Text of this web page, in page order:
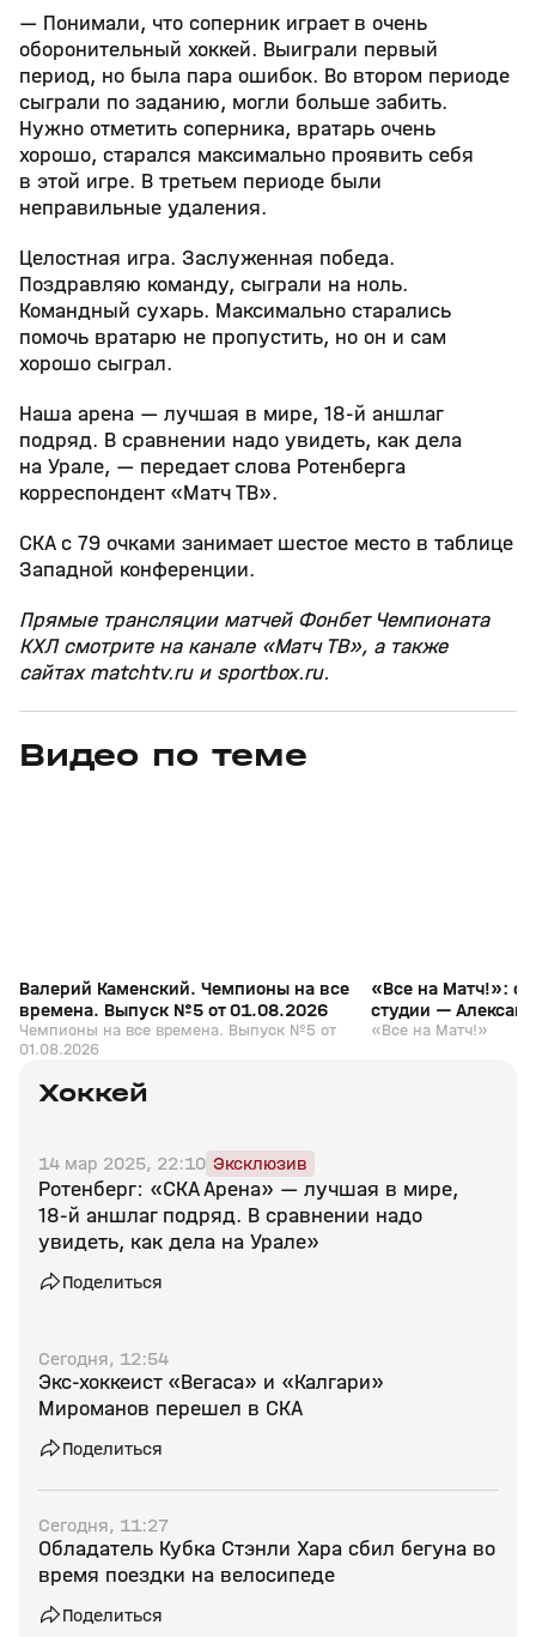
— Понимали, что соперник играет в очень
оборонительный хоккей. Выиграли первый
период, но была пара ошибок. Во втором периоде
сыграли по заданию, могли больше забить.
Нужно отметить соперника, вратарь очень
хорошо, старался максимально проявить себя
в этой игре. В третьем периоде были
неправильные удаления.
Целостная игра. Заслуженная победа.
Поздравляю команду, сыграли на ноль.
Командный сухарь. Максимально старались
помочь вратарю не пропустить, но он и сам
хорошо сыграл.
Наша арена — лучшая в мире, 18‑й аншлаг
подряд. В сравнении надо увидеть, как дела
на Урале, — передает слова Ротенберга
корреспондент «Матч ТВ».
СКА с 79 очками занимает шестое место в таблице
Западной конференции.
Прямые трансляции матчей Фонбет Чемпионата
КХЛ смотрите на канале «Матч ТВ», а также
сайтах matchtv.ru и sportbox.ru.
Видео по теме
01 авг, 10:11
Валерий Каменский. Чемпионы на все
времена. Выпуск №5 от 01.08.2026
Чемпионы на все времена. Выпуск №5 от
01.08.2026
«Все на Матч!»:
студии —
«Все на Матч!»
Хоккей
14 мар 2025, 22:10 Эксклюзив
Ротенберг: «СКА Арена» — лучшая в мире,
18‑й аншлаг подряд. В сравнении надо
увидеть, как дела на Урале»
Поделиться
Сегодня, 12:54
Экс‑хоккеист «Вегаса» и «Калгари»
Мироманов перешел в СКА
Поделиться
Сегодня, 11:27
Обладатель Кубка Стэнли Хара сбил бегуна во
время поездки на велосипеде
Поделиться